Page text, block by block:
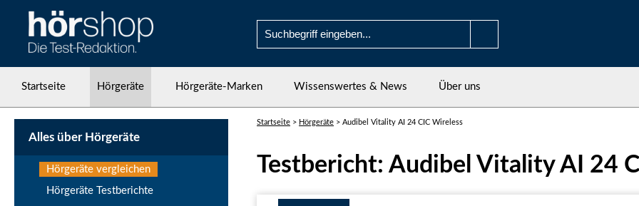
Startseite Hörgeräte Hörgeräte-Marken Wissenswertes & News Über uns
Startseite > Hörgeräte > Audibel Vitality AI 24 CIC Wireless
Testbericht: Audibel Vitality AI 24
Alles über Hörgeräte
Hörgeräte vergleichen
Hörgeräte Testberichte